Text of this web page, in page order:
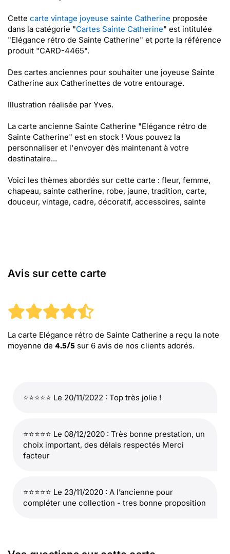
Cette carte vintage joyeuse sainte Catherine proposée
dans la catégorie "Cartes Sainte Catherine" est intitulée
"Elégance rétro de Sainte Catherine" et porte la référence
produit "CARD-4465".
Des cartes anciennes pour souhaiter une joyeuse Sainte
Catherine aux Catherinettes de votre entourage.
Illustration réalisée par Yves.
La carte ancienne Sainte Catherine "Elégance rétro de
Sainte Catherine" est en stock ! Vous pouvez la
personnaliser et l'envoyer dès maintenant à votre
destinataire...
Voici les thèmes abordés sur cette carte : fleur, femme,
chapeau, sainte catherine, robe, jaune, tradition, carte,
douceur, vintage, cadre, décoratif, accessoires, sainte
Avis sur cette carte
La carte Elégance rétro de Sainte Catherine a reçu la note
moyenne de 4.5/5 sur 6 avis de nos clients adorés.
⭐⭐⭐⭐⭐ Le 20/11/2022 : Top très jolie !
⭐⭐⭐⭐⭐ Le 08/12/2020 : Très bonne prestation, un
choix important, des délais respectés Merci
facteur
⭐⭐⭐⭐⭐ Le 23/11/2020 : A l’ancienne pour
compléter une collection - tres bonne proposition